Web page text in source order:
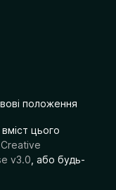
положення
, вміст цього
Creative
v3.0 , або будь-